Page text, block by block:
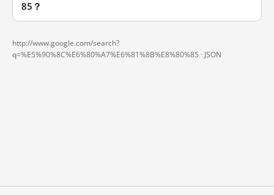
85？
http://www.google.com/search?
q=%E5%90%8C%E6%80%A7%E6%81%8B%E8%80%85 · JSON